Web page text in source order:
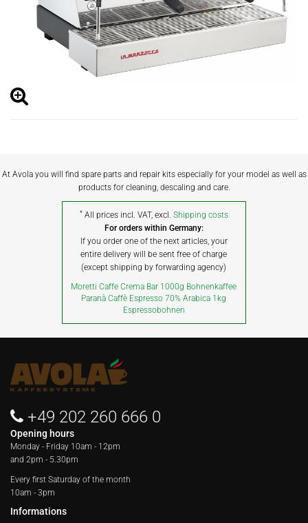
At Avola you will find spare parts and repair kits especially for your model as well as
products for cleaning, descaling and care.
* All prices incl. VAT, excl. Shipping costs
For orders within Germany:
If you order one of the next articles, your
entire delivery will be sent free of charge
(except shipping by forwarding agency)
Moretti Caffe Crema Bar 1000g Bohnenkaffee
Paranà Caffè Espresso 70% Arabica 1kg
Espressobohnen
+49 202 260 666 0
Opening hours
Monday - Friday 10am - 12pm
and 2pm - 5.30pm
Every first Saturday of the month
10am - 3pm
Informations